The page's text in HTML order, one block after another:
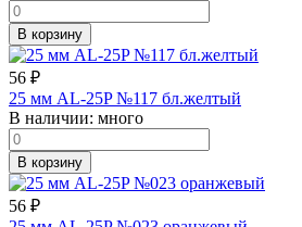
В корзину
56 ₽
25 мм AL-25P №117 бл.желтый
В наличии: много
В корзину
56 ₽